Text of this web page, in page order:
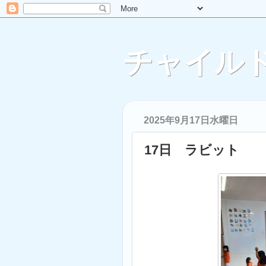
チャイル
2025年9月17日水曜日
17日 ラビット